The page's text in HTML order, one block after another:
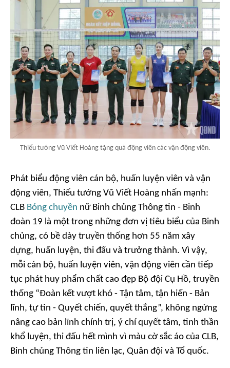
Thiếu tướng Vũ Viết Hoàng tặng quà động viên các vận động viên.
Phát biểu động viên cán bộ, huấn luyện viên và vận
động viên, Thiếu tướng Vũ Viết Hoàng nhấn mạnh:
CLB Bóng chuyền nữ Binh chủng Thông tin - Binh
đoàn 19 là một trong những đơn vị tiêu biểu của Binh
chủng, có bề dày truyền thống hơn 55 năm xây
dựng, huấn luyện, thi đấu và trưởng thành. Vì vậy,
mỗi cán bộ, huấn luyện viên, vận động viên cần tiếp
tục phát huy phẩm chất cao đẹp Bộ đội Cụ Hồ, truyền
thống “Đoàn kết vượt khó - Tận tâm, tận hiến - Bản
lĩnh, tự tin - Quyết chiến, quyết thắng”, không ngừng
nâng cao bản lĩnh chính trị, ý chí quyết tâm, tinh thần
khổ luyện, thi đấu hết mình vì màu cờ sắc áo của CLB,
Binh chủng Thông tin liên lạc, Quân đội và Tổ quốc.